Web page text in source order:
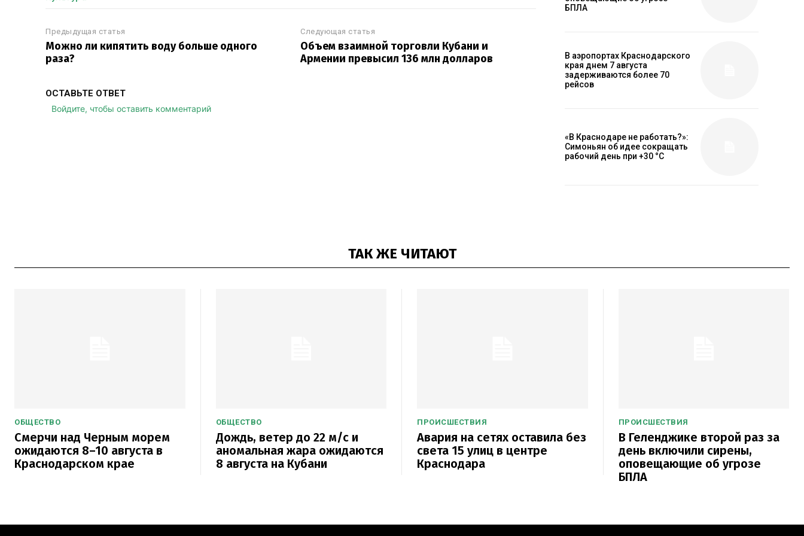
Предыдущая статья
Можно ли кипятить воду больше одного
раза?
Следующая статья
Объем взаимной торговли Кубани и
Армении превысил 136 млн долларов
ОСТАВЬТЕ ОТВЕТ
Войдите, чтобы оставить комментарий
БПЛА
В аэропортах Краснодарского
края днем 7 августа
задерживаются более 70
рейсов
«В Краснодаре не работать?»:
Симоньян об идее сокращать
рабочий день при +30 °C
ТАК ЖЕ ЧИТАЮТ
ОБЩЕСТВО
Смерчи над Черным морем
ожидаются 8–10 августа в
Краснодарском крае
ОБЩЕСТВО
Дождь, ветер до 22 м/с и
аномальная жара ожидаются
8 августа на Кубани
ПРОИСШЕСТВИЯ
Авария на сетях оставила без
света 15 улиц в центре
Краснодара
ПРОИСШЕСТВИЯ
В Геленджике второй раз за
день включили сирены,
оповещающие об угрозе
БПЛА